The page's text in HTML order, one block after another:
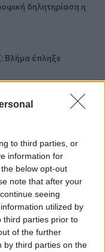
to third parties, or
information for
below opt-out
note that after your
seeing
utilized by
third parties prior to
of the further
by third parties on the
δηλητηρίαση η
Βλήμα έπληξε
ότι
από τον ΟΦΗ
δεύτερη φορά έγινε